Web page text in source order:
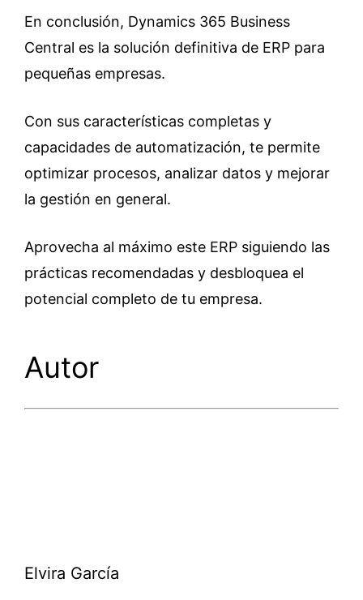
En conclusión, Dynamics 365 Business
Central es la solución definitiva de ERP para
pequeñas empresas.
Con sus características completas y
capacidades de automatización, te permite
optimizar procesos, analizar datos y mejorar
la gestión en general.
Aprovecha al máximo este ERP siguiendo las
prácticas recomendadas y desbloquea el
potencial completo de tu empresa.
Autor
Elvira García